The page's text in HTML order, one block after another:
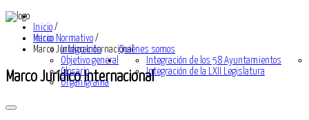
Inicio
Quiénes somos
Integración
Objetivo general
Glosario
Organigrama
Integración de los 58 Ayuntamientos
Integración de la LXII Legislatura
Inicio /
Marco Normativo /
Marco Jurídico Internacional
Marco Jurídico Internacional